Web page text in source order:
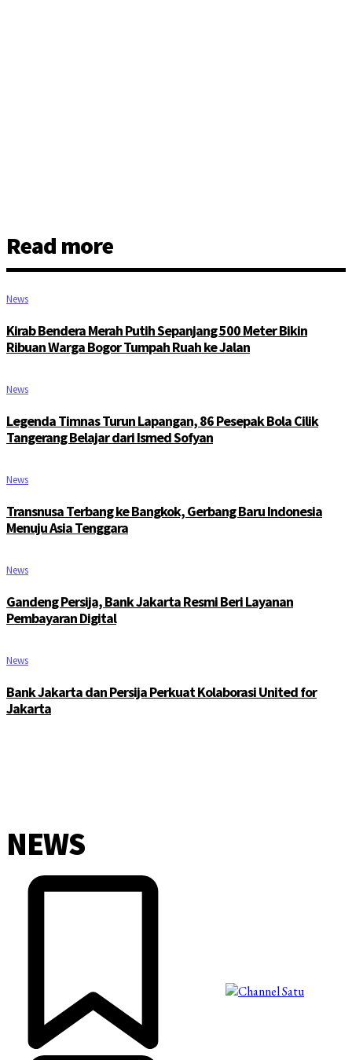
Read more
News
Kirab Bendera Merah Putih Sepanjang 500 Meter Bikin
Ribuan Warga Bogor Tumpah Ruah ke Jalan
News
Legenda Timnas Turun Lapangan, 86 Pesepak Bola Cilik
Tangerang Belajar dari Ismed Sofyan
News
Transnusa Terbang ke Bangkok, Gerbang Baru Indonesia
Menuju Asia Tenggara
News
Gandeng Persija, Bank Jakarta Resmi Beri Layanan
Pembayaran Digital
News
Bank Jakarta dan Persija Perkuat Kolaborasi United for
Jakarta
NEWS